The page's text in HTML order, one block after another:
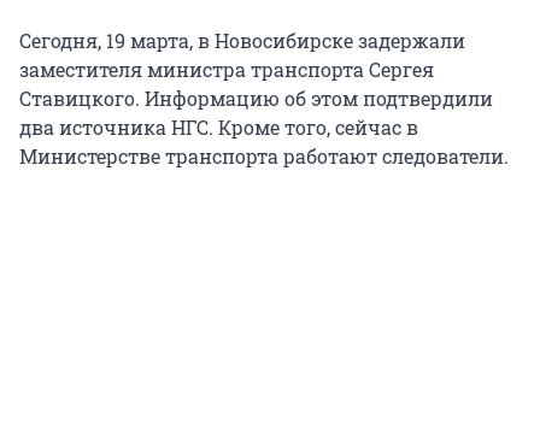
Сегодня, 19 марта, в Новосибирске задержали
заместителя министра транспорта Сергея
Ставицкого. Информацию об этом подтвердили
два источника НГС. Кроме того, сейчас в
Министерстве транспорта работают следователи.